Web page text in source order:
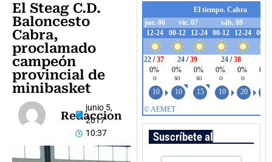
El Steag C.D.
Baloncesto
Cabra,
proclamado
campeón
provincial de
minibasket
Redaccion
junio 5,
2017
10:37
Suscríbete al boletín